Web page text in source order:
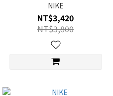
NIKE
NT$3,420
NT$3,800